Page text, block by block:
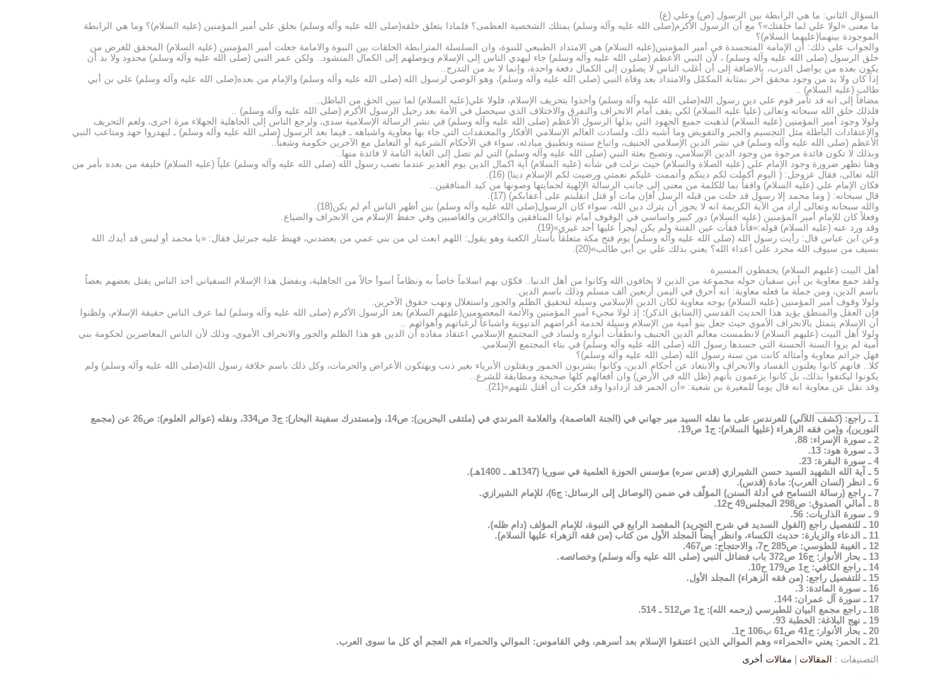
السؤال الثاني: ما هي الرابطة بين الرسول (ص) وعلي (ع)
ما معنى «لولا علي لما خلقتك»؟ مع أن الرسول الأكرم(صلى الله عليه وآله وسلم) يمتلك الشخصية العظمى؟ فلماذا يتعلق خلقه(صلى الله عليه وآله وسلم) بخلق علي أمير المؤمنين (عليه السلام)؟ وما هي الرابطة
الموجودة بينهما(عليهما السلام)؟
والجواب على ذلك: أن الإمامة المتجسدة في أمير المؤمنين(عليه السلام) هي الامتداد الطبيعي للنبوة، وان السلسلة المترابطة الحلقات بين النبوة والامامة جعلت أمير المؤمنين (عليه السلام) المحقق للغرض من
خلق الرسول (صلى الله عليه وآله وسلم) ، لأن النبي الأعظم (صلى الله عليه وآله وسلم) جاء ليهدي الناس إلى الإسلام ويوصلهم إلى الكمال المنشود.. ولكن عمر النبي (صلى الله عليه وآله وسلم) محدود ولا بد أن
يكون بعده من يواصل الدرب، بالاضافة إلى أن أغلب الناس لا يصلون إلى الكمال دفعة واحدة، وإنما لا بد من التدرج..
إذاً كان ولا بد من وجود محقق آخر بمثابة المكمّل والامتداد بعد وفاة النبي (صلى الله عليه وآله وسلم)، وهو الوصي لرسول الله (صلى الله عليه وآله وسلم) والإمام من بعده(صلى الله عليه وآله وسلم) علي بن أبي
طالب (عليه السلام) ..
مضافاً إلى انه قد تآمر قوم على دين رسول الله(صلى الله عليه وآله وسلم) وأخذوا بتحريف الإسلام، فلولا علي(عليه السلام) لما تبين الحق من الباطل..
فلذلك خلق الله سبحانه وتعالى (علياً عليه السلام) لكي يقف أمام الانحراف والتفرق والاختلاف الذي سيحصل في الأمة بعد رحيل الرسول الأكرم (صلى الله عليه وآله وسلم) ..
ولولا وجود أمير المؤمنين (عليه السلام) لذهبت جميع الجهود التي بذلها الرسول الأعظم (صلى الله عليه وآله وسلم) في نشر الرسالة الإسلامية سدى، ولرجع الناس إلى الجاهلية الجهلاء مرة اخرى، ولعم التحريف
والإعتقادات الباطلة مثل التجسيم والجبر والتفويض وما أشبه ذلك، ولسادت العالم الإسلامي الأفكار والمعتقدات التي جاء بها معاوية واشباهه ـ فيما بعد الرسول (صلى الله عليه وآله وسلم) ـ ليهدروا جهد ومتاعب النبي
الأعظم (صلى الله عليه وآله وسلم) في نشر الدين الإسلامي الحنيف، واتباع سننه وتطبيق مبادئه، سواء في الأحكام الشرعية أو التعامل مع الآخرين حكومة وشعباً..
وبذلك لا تكون فائدة مرجوة من وجود الدين الإسلامي، وتصبح بعثة النبي (صلى الله عليه وآله وسلم) التي لم تصل إلى الغاية التامة لا فائدة منها..
وهنا تظهر ضرورة وجود الإمام علي (عليه الصلاة والسلام) حيث نزلت في شأنه (عليه السلام) آية اكمال الدين يوم الغدير عندما نصب رسول الله (صلى الله عليه وآله وسلم) علياً (عليه السلام) خليفة من بعده بأمر من
الله تعالى، فقال عزوجل: ( اليوم أكملت لكم دينكم وأتممت عليكم نعمتي ورضيت لكم الإسلام دينا) (16).
فكان الإمام علي (عليه السلام) واقفاً بما للكلمة من معنى إلى جانب الرسالة الإلهية لحمايتها وصونها من كيد المنافقين..
قال سبحانه: ( وما محمد إلا رسول قد خلت من قبله الرسل أفإن مات أو قتل انقلبتم على أعقابكم) (17).
والله سبحانه وتعالى أراد من الآية الكريمة انه لا يجوز أن يترك دين الله، سواء كان الرسول(صلى الله عليه وآله وسلم) بين أظهر الناس أم لم يكن(18).
وفعلاً كان للإمام أمير المؤمنين (عليه السلام) دور كبير واساسي في الوقوف أمام نوايا المنافقين والكافرين والغاصبين وفي حفظ الإسلام من الانحراف والضياع.
وقد ورد عنه (عليه السلام) قوله:«فأنا فقأت عين الفتنة ولم يكن ليجرأ عليها أحد غيري»(19).
وعن ابن عباس قال: رأيت رسول الله (صلى الله عليه وآله وسلم) يوم فتح مكة متعلقاً بأستار الكعبة وهو يقول: اللهم ابعث لي من بني عمي من يعضدني، فهبط عليه جبرئيل فقال: «يا محمد أو ليس قد أيدك الله
بسيف من سيوف الله مجرد على أعداء الله؟ يعني بذلك علي بن أبي طالب»(20).
أهل البيت (عليهم السلام) يحفظون المسيرة
ولقد جمع معاوية بن أبي سفيان حوله مجموعة من الذين لا يخافون الله وكانوا من أهل الدنيا.. فكوّن بهم اسلاماً خاصاً به ونظاماً أسوأ حالاً من الجاهلية، وبفضل هذا الإسلام السفياني أخذ الناس يقتل بعضهم بعضاً
باسم الدين، ومن جملة ما فعله معاوية: انه أحرق في اليمن أربعين ألف مسلم وذلك باسم الدين.
ولولا وقوف أمير المؤمنين (عليه السلام) بوجه معاوية لكان الدين الإسلامي وسيلة لتحقيق الظلم والجور واستغلال ونهب حقوق الآخرين.
فإن العقل والمنطق يؤيد هذا الحديث القدسي (السابق الذكر)؛ إذ لولا مجيء أمير المؤمنين والأئمة المعصومين(عليهم السلام) بعد الرسول الأكرم (صلى الله عليه وآله وسلم) لما عرف الناس حقيقة الإسلام، ولظنوا
أن الإسلام يتمثل بالانحراف الأموي حيث جعل بنو أمية من الإسلام وسيلة لخدمة أغراضهم الدنيوية واشباعاً لرغباتهم وأهوائهم ..
ولولا أهل البيت (عليهم السلام) لانطمست معالم الدين الحنيف وانطفأت أنواره ولساد في المجتمع الإسلامي اعتقاد مفاده أن الدين هو هذا الظلم والجور والانحراف الأموي، وذلك لأن الناس المعاصرين لحكومة بني
أمية لم يروا السنة الحسنة التي جسدها رسول الله (صلى الله عليه وآله وسلم) في بناء المجتمع الإسلامي.
فهل جرائم معاوية وأمثاله كانت من سنة رسول الله (صلى الله عليه وآله وسلم)؟
كلا.. فانهم كانوا يعلنون الفساد والانحراف والابتعاد عن أحكام الدين، وكانوا يشربون الخمور ويقتلون الأبرياء بغير ذنب ويهتكون الأعراض والحرمات، وكل ذلك باسم خلافة رسول الله(صلى الله عليه وآله وسلم) ولم
يكونوا ليكتفوا بذلك، بل كانوا يزعمون بأنهم (ظل الله في الأرض) وان أفعالهم كلها صحيحة ومطابقة للشرع..
وقد نقل عن معاوية انه قال يوماً للمغيرة بن شعبة: «أن الحمر قد ازدادوا وقد فكرت أن أقتل ثلثهم»(21).
1 ـ راجع: (كشف اللآلي) للعرندس على ما نقله السيد مير جهاني في (الجنة العاصمة)، والعلامة المرندي في (ملتقى البحرين): ص14، و(مستدرك سفينة البحار): ج3 ص334، ونقله (عوالم العلوم): ص26 عن (مجمع
النورين)، و(من فقه الزهراء (عليها السلام): ج1 ص19.
2 ـ سورة الإسراء: 88.
3 ـ سورة هود: 13.
4 ـ سورة البقرة: 23.
5 ـ آية الله الشهيد السيد حسن الشيرازي (قدس سره) مؤسس الحوزة العلمية في سوريا (1347هـ ـ 1400هـ).
6 ـ انظر (لسان العرب): مادة (قدس).
7 ـ راجع (رسالة التسامح في أدلة السنن) المؤلّف في ضمن (الوصائل إلى الرسائل: ج6)، للإمام الشيرازي.
8 ـ أمالي الصدوق: ص298 المجلس49 ح12.
9 ـ سورة الذاريات: 56.
10 ـ للتفصيل راجع (القول السديد في شرح التجريد) المقصد الرابع في النبوة، للإمام المؤلف (دام ظله).
11 ـ الدعاء والزيارة: حديث الكساء، وانظر أيضاً المجلد الأول من كتاب (من فقه الزهراء عليها السلام).
12 ـ الغيبة للطوسي: ص285 ح7، والاحتجاج: ص467.
13 ـ بحار الأنوار: ج16 ص372 باب فضائل النبي (صلى الله عليه وآله وسلم) وخصائصه.
14 ـ راجع الكافي: ج1 ص179 ح10.
15 ـ للتفصيل راجع: (من فقه الزهراء) المجلد الأول.
16 ـ سورة المائدة: 3.
17 ـ سورة آل عمران: 144.
18 ـ راجع مجمع البيان للطبرسي (رحمه الله): ج1 ص512 ـ 514.
19 ـ نهج البلاغة: الخطبة 93.
20 ـ بحار الأنوار: ج41 ص61 ب106 ح1.
21 ـ الحمر: يعني «الحمراء» وهم الموالي الذين اعتنقوا الإسلام بعد أسرهم، وفي القاموس: الموالي والحمراء هم العجم أي كل ما سوى العرب.
التصنيفات : المقالات مقالات أخرى